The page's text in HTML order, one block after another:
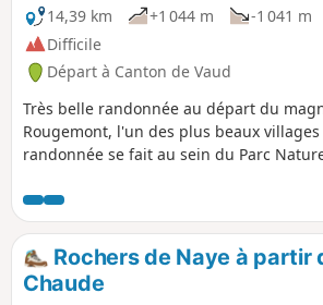
14,39 km
+1 044 m -1 041 m
Difficile
Départ à Canton de Vaud
Très belle randonnée au départ du
Rougemont, l'un des plus beaux villages
randonnée se fait au sein du Parc
kilomètre puisque 95% du dénivelé se
heures de marche. À cela s'ajoute une
négligeable : la visibilité du sentier. Vous
l'ascension, passer par des prairies
sentier devient peu visible.
Rochers de Naye à partir
Chaude